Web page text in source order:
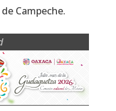
Campeche.